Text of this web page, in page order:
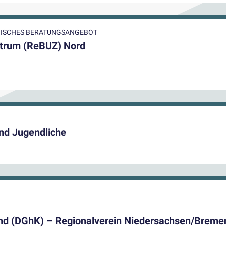
BERATUNGSANGEBOT
(ReBUZ) Nord
Jugendliche
(DGhK) – Regionalverein Niedersachsen/